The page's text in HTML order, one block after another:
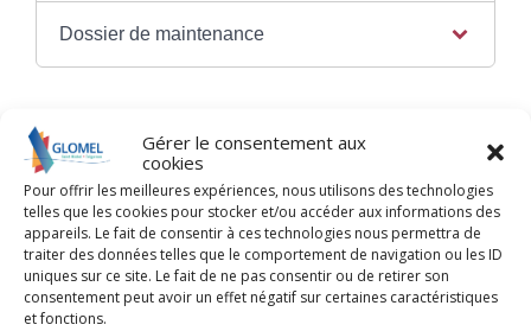
Gérer le consentement aux
cookies
Pour offrir les meilleures expériences, nous utilisons des technologies
telles que les cookies pour stocker et/ou accéder aux informations des
appareils. Le fait de consentir à ces technologies nous permettra de
traiter des données telles que le comportement de navigation ou les ID
uniques sur ce site. Le fait de ne pas consentir ou de retirer son
consentement peut avoir un effet négatif sur certaines caractéristiques
et fonctions.
Dossier de maintenance
Textes de référence
Questions ? Réponses !
L'employeur doit-il aménager un espace pour
la pause déjeuner des salariés ?